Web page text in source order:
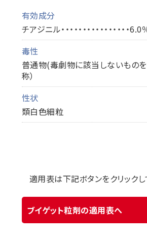
有効成分
チアジニル・・・・・・・・・・・・・・・・6.0
毒性
普通物(毒劇物に該当しないもの
称）
性状
類白色細粒
適用表は下記ボタンをクリック
ブイゲット粒剤の適用表へ